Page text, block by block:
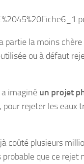
partie la moins
ou à défaut
imaginé un projet
rejeter les eaux
coûté plusieurs
que ce rejet